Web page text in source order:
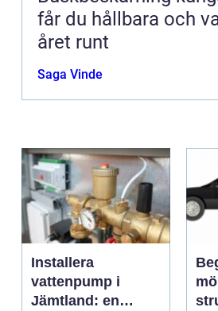
får du hållbara och
året runt
Saga Vinde
Installera
vattenpump i
Jämtland: en